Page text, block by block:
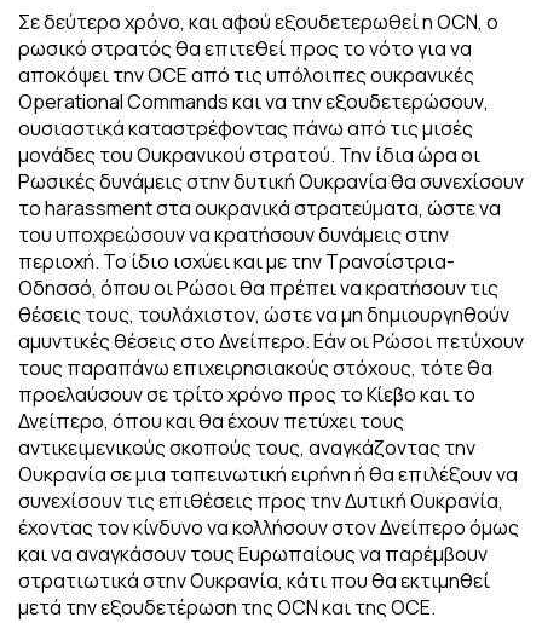
Σε δεύτερο χρόνο, και αφού εξουδετερωθεί η OCN, ο
ρωσικό στρατός θα επιτεθεί προς το νότο για να
αποκόψει την OCE από τις υπόλοιπες ουκρανικές
Operational Commands και να την εξουδετερώσουν,
ουσιαστικά καταστρέφοντας πάνω από τις μισές
μονάδες του Ουκρανικού στρατού. Την ίδια ώρα οι
Ρωσικές δυνάμεις στην δυτική Ουκρανία θα συνεχίσουν
το harassment στα ουκρανικά στρατεύματα, ώστε να
του υποχρεώσουν να κρατήσουν δυνάμεις στην
περιοχή. Το ίδιο ισχύει και με την Τρανσίστρια-
Οδησσό, όπου οι Ρώσοι θα πρέπει να κρατήσουν τις
θέσεις τους, τουλάχιστον, ώστε να μη δημιουργηθούν
αμυντικές θέσεις στο Δνείπερο. Εάν οι Ρώσοι πετύχουν
τους παραπάνω επιχειρησιακούς στόχους, τότε θα
προελαύσουν σε τρίτο χρόνο προς το Κίεβο και το
Δνείπερο, όπου και θα έχουν πετύχει τους
αντικειμενικούς σκοπούς τους, αναγκάζοντας την
Ουκρανία σε μια ταπεινωτική ειρήνη ή θα επιλέξουν να
συνεχίσουν τις επιθέσεις προς την Δυτική Ουκρανία,
έχοντας τον κίνδυνο να κολλήσουν στον Δνείπερο όμως
και να αναγκάσουν τους Ευρωπαίους να παρέμβουν
στρατιωτικά στην Ουκρανία, κάτι που θα εκτιμηθεί
μετά την εξουδετέρωση της OCN και της OCE.